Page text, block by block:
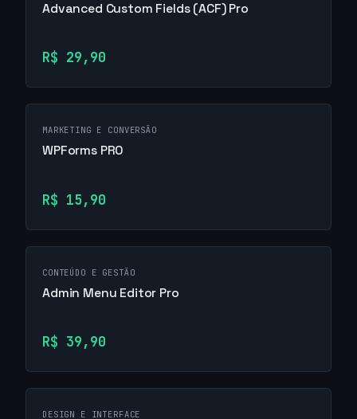
Advanced Custom Fields (ACF) Pro
R$ 29,90
MARKETING E CONVERSÃO
WPForms PRO
R$ 15,90
CONTEÚDO E GESTÃO
Admin Menu Editor Pro
R$ 39,90
DESIGN E INTERFACE